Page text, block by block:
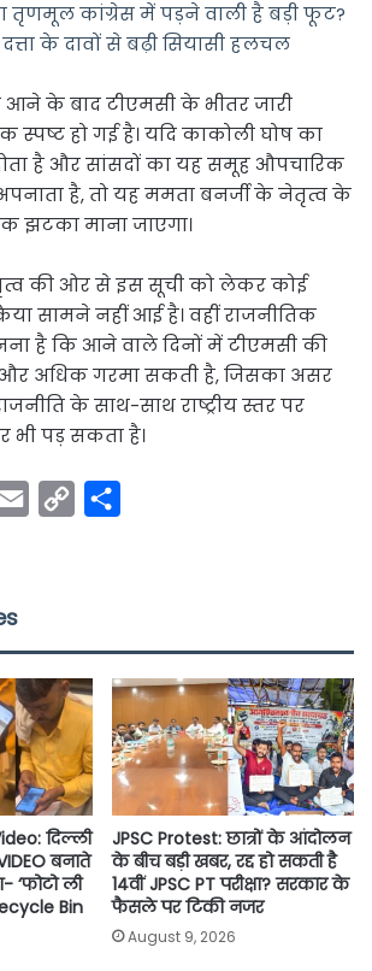
तृणमूल कांग्रेस में पड़ने वाली है बड़ी फूट?
के दावों से बढ़ी सियासी हलचल
के बाद टीएमसी के भीतर जारी
हो गई है। यदि काकोली घोष का
है और सांसदों का यह समूह औपचारिक
है, तो यह ममता बनर्जी के नेतृत्व के
झटका माना जाएगा।
की ओर से इस सूची को लेकर कोई
सामने नहीं आई है। वहीं राजनीतिक
है कि आने वाले दिनों में टीएमसी की
और अधिक गरमा सकती है, जिसका असर
के साथ-साथ राष्ट्रीय स्तर पर
भी पड़ सकता है।
i
n
k
दिल्ली
बनाते
‘फोटो ली
Bin
JPSC Protest: छात्रों के आंदोलन
के बीच बड़ी खबर, रद्द हो सकती है
14वीं JPSC PT परीक्षा? सरकार के
फैसले पर टिकी नजर
August 9, 2026